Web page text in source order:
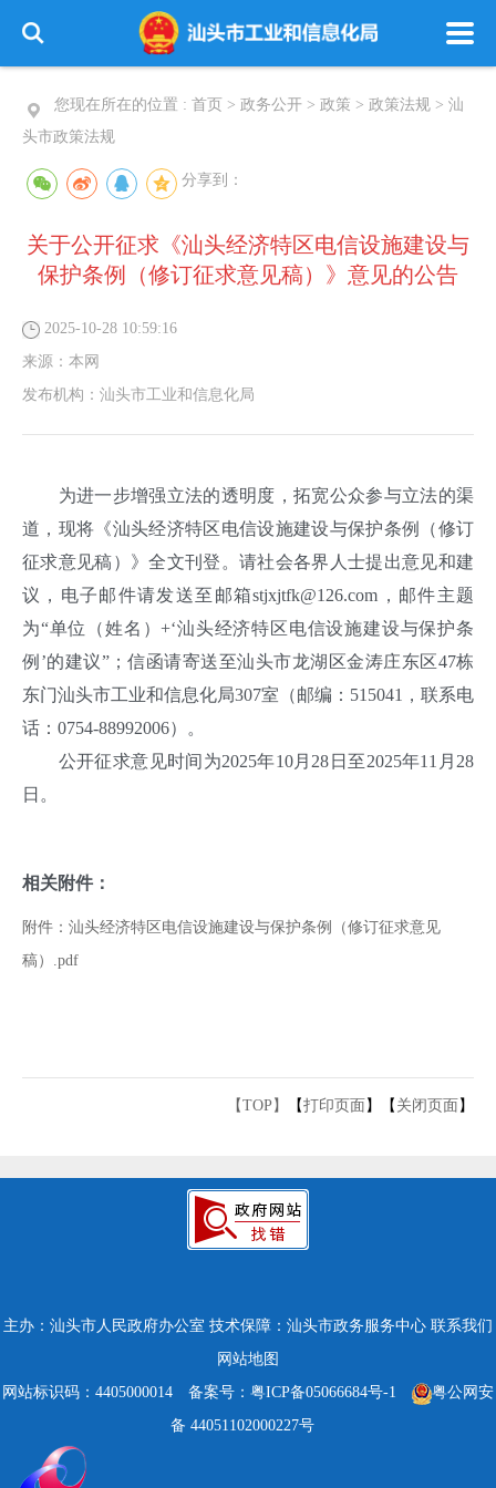
您现在所在的位置 : 首页 > 政务公开 > 政策 > 政策法规 > 汕
头市政策法规
分享到：
关于公开征求《汕头经济特区电信设施建设与
保护条例（修订征求意见稿）》意见的公告
2025-10-28 10:59:16
来源： 本网
发布机构： 汕头市工业和信息化局
为进一步增强立法的透明度，拓宽公众参与立法的渠
道，现将《汕头经济特区电信设施建设与保护条例（修订
征求意见稿）》全文刊登。请社会各界人士提出意见和建
议，电子邮件请发送至邮箱stjxjtfk@126.com，邮件主题
为“单位（姓名）+‘汕头经济特区电信设施建设与保护条
例’的建议”；信函请寄送至汕头市龙湖区金涛庄东区47栋
东门汕头市工业和信息化局307室（邮编：515041，联系电
话：0754-88992006）。
公开征求意见时间为2025年10月28日至2025年11月28
日。
相关附件：
附件：汕头经济特区电信设施建设与保护条例（修订征求意见
稿）.pdf
【TOP】 【打印页面 】【 关闭页面 】
主办：汕头市人民政府办公室 技术保障：汕头市政务服务中心 联系我们
网站地图
网站标识码：4405000014
备案号：粤ICP备05066684号-1
粤公网安
备 44051102000227号